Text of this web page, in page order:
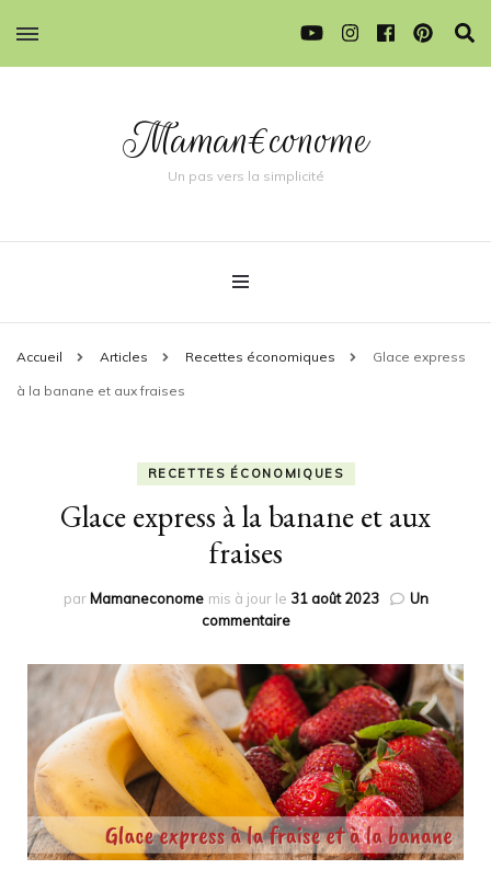
Maman€conome
Un pas vers la simplicité
Accueil Articles Recettes économiques Glace express
à la banane et aux fraises
RECETTES ÉCONOMIQUES
Glace express à la banane et aux
fraises
par Mamaneconome mis à jour le 31 août 2023
Un
commentairesur
express
à
la
banane
et
aux
fraises